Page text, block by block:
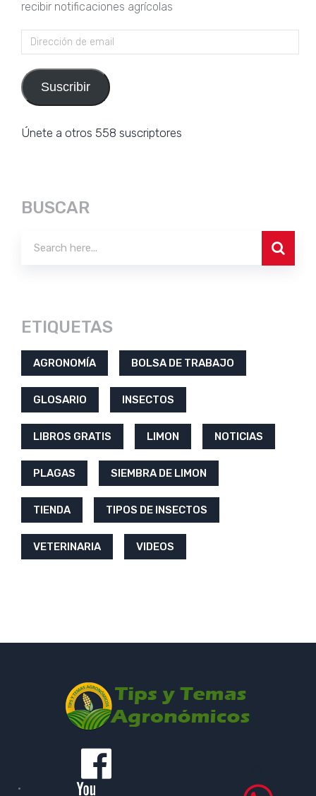
recibir notificaciones agrícolas
Dirección
de
email
Suscribir
Únete a otros 558 suscriptores
BUSCAR
ETIQUETAS
AGRONOMÍA BOLSA DE TRABAJO
GLOSARIO INSECTOS
LIBROS GRATIS LIMON NOTICIAS
PLAGAS SIEMBRA DE LIMON
TIENDA TIPOS DE INSECTOS
VETERINARIA VIDEOS